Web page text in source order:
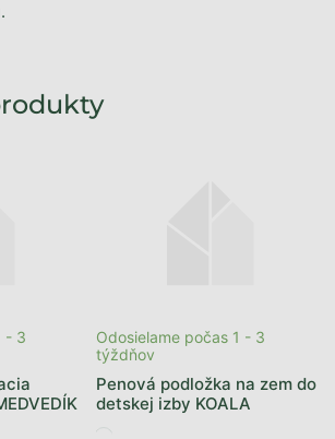
- 3
Penová podložka na zem do
detskej izby KOALA
Odosielame počas 1 - 3
týždňov